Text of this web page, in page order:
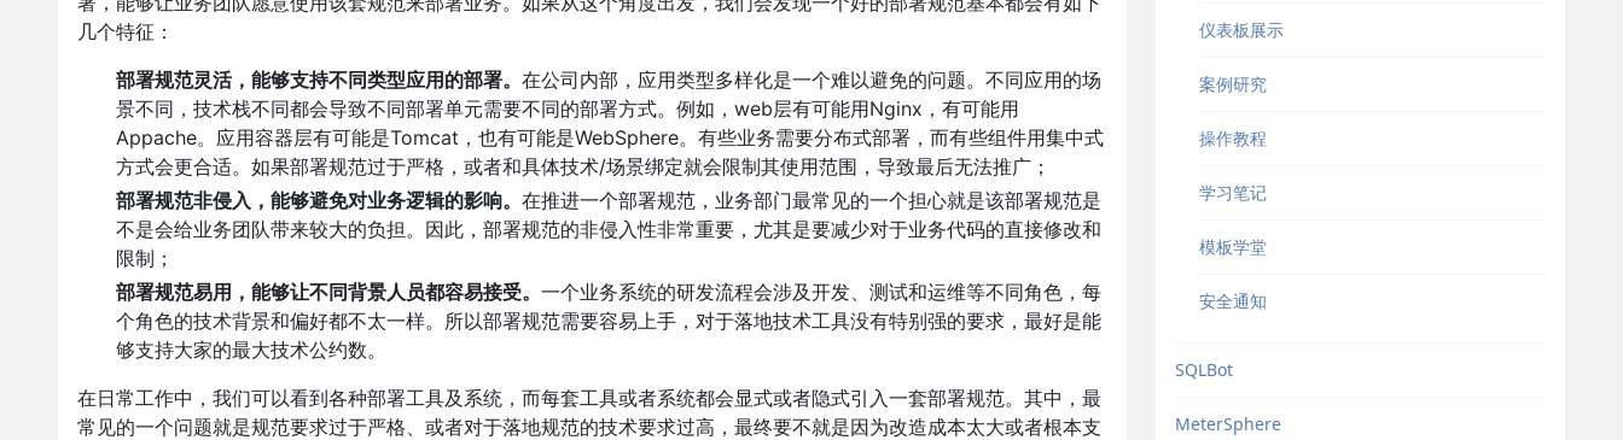
几个特征：
部署规范灵活，能够支持不同类型应用的部署。 在公司内部，应用类型多样化是一个难以避免的问题。不同应用的场
景不同，技术栈不同都会导致不同部署单元需要不同的部署方式。例如，web层有可能用Nginx，有可能用
Appache。应用容器层有可能是Tomcat，也有可能是WebSphere。有些业务需要分布式部署，而有些组件用集中式
方式会更合适。如果部署规范过于严格，或者和具体技术/场景绑定就会限制其使用范围，导致最后无法推广；
部署规范非侵入，能够避免对业务逻辑的影响。 在推进一个部署规范，业务部门最常见的一个担心就是该部署规范是
不是会给业务团队带来较大的负担。因此，部署规范的非侵入性非常重要，尤其是要减少对于业务代码的直接修改和
限制；
部署规范易用，能够让不同背景人员都容易接受。 一个业务系统的研发流程会涉及开发、测试和运维等不同角色，每
个角色的技术背景和偏好都不太一样。所以部署规范需要容易上手，对于落地技术工具没有特别强的要求，最好是能
够支持大家的最大技术公约数。
在日常工作中，我们可以看到各种部署工具及系统，而每套工具或者系统都会显式或者隐式引入一套部署规范。其中，最
常见的一个问题就是规范要求过于严格、或者对于落地规范的技术要求过高，最终要不就是因为改造成本太大或者根本支
仪表板展示
案例研究
操作教程
学习笔记
模板学堂
安全通知
SQLBot
MeterSphere